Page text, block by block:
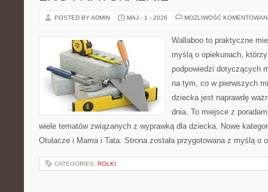
POSTED BY ADMIN MAJ - 1 - 2026 MOŻLIWOŚĆ
Wallaboo to praktyczne
myślą o opiekunach,
podpowiedzi dotyczących
na tym, co w pierwszych
dziecka jest naprawdę
dnia. To miejsce z
wiele tematów związanych z wyprawką dla dziecka. Nowe
Otulacze i Mama i Tata. Strona została przygotowana z myślą o
CATEGORIES: ROLKI